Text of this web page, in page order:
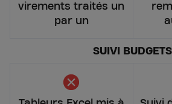
virements traités un
par un
SUIVI BUDGETS